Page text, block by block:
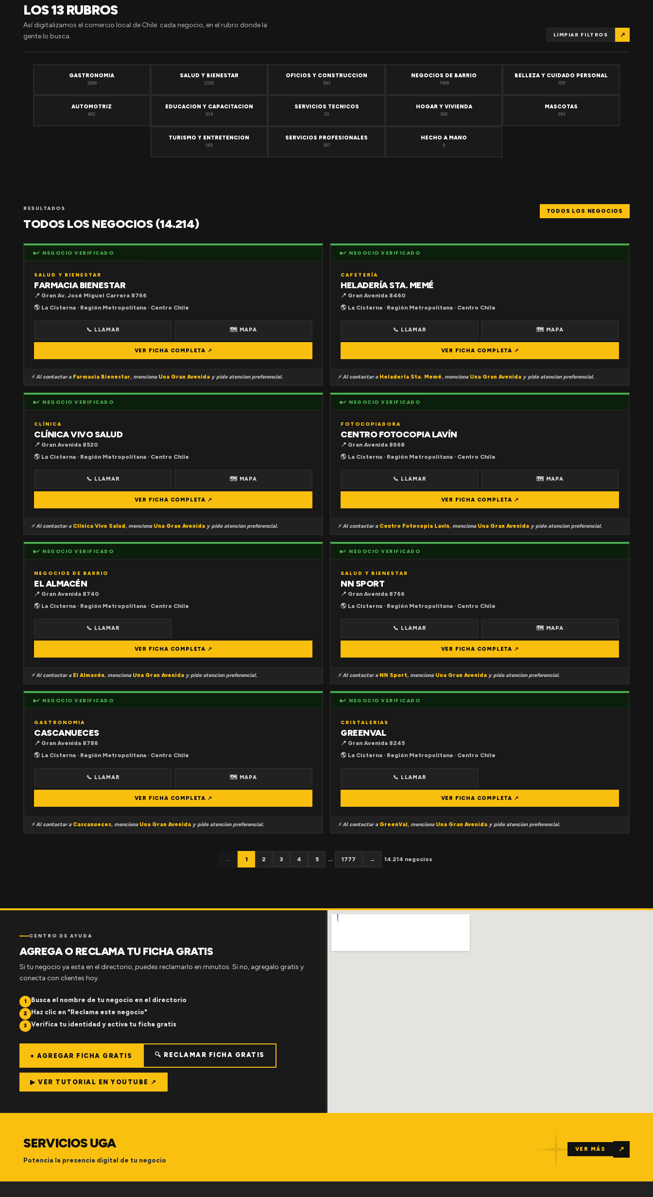
LOS 13 RUBROS
Así digitalizamos el comercio local de Chile: cada negocio, en el rubro donde la
gente lo busca.
LIMPIAR FILTROS ↗
GASTRONOMIA
1508
SALUD Y BIENESTAR
1320
OFICIOS Y CONSTRUCCION
503
NEGOCIOS DE BARRIO
7409
BELLEZA Y CUIDADO PERSONAL
759
AUTOMOTRIZ
882
EDUCACION Y CAPACITACION
514
SERVICIOS TECNICOS
63
HOGAR Y VIVIENDA
308
MASCOTAS
394
TURISMO Y ENTRETENCION
165
SERVICIOS PROFESIONALES
357
HECHO A MANO
0
RESULTADOS
TODOS LOS NEGOCIOS (14.214)
TODOS LOS NEGOCIOS
✔ NEGOCIO VERIFICADO
SALUD Y BIENESTAR
FARMACIA BIENESTAR
📍 Gran Av. José Miguel Carrera 8766
🌎 La Cisterna · Región Metropolitana · Centro Chile
📞 LLAMAR 🗺 MAPA
VER FICHA COMPLETA ↗
⚡ Al contactar a Farmacia Bienestar, menciona Una Gran Avenida y pide atencion preferencial.
✔ NEGOCIO VERIFICADO
CAFETERÍA
HELADERÍA STA. MEMÉ
📍 Gran Avenida 8460
🌎 La Cisterna · Región Metropolitana · Centro Chile
📞 LLAMAR 🗺 MAPA
VER FICHA COMPLETA ↗
⚡ Al contactar a Heladería Sta. Memé, menciona Una Gran Avenida y pide atencion preferencial.
✔ NEGOCIO VERIFICADO
CLÍNICA
CLÍNICA VIVO SALUD
📍 Gran Avenida 8520
🌎 La Cisterna · Región Metropolitana · Centro Chile
📞 LLAMAR 🗺 MAPA
VER FICHA COMPLETA ↗
⚡ Al contactar a Clínica Vivo Salud, menciona Una Gran Avenida y pide atencion preferencial.
✔ NEGOCIO VERIFICADO
FOTOCOPIADORA
CENTRO FOTOCOPIA LAVÍN
📍 Gran Avenida 8668
🌎 La Cisterna · Región Metropolitana · Centro Chile
📞 LLAMAR 🗺 MAPA
VER FICHA COMPLETA ↗
⚡ Al contactar a Centro Fotocopia Lavín, menciona Una Gran Avenida y pide atencion preferencial.
✔ NEGOCIO VERIFICADO
NEGOCIOS DE BARRIO
EL ALMACÉN
📍 Gran Avenida 8740
🌎 La Cisterna · Región Metropolitana · Centro Chile
📞 LLAMAR
VER FICHA COMPLETA ↗
⚡ Al contactar a El Almacén, menciona Una Gran Avenida y pide atencion preferencial.
✔ NEGOCIO VERIFICADO
SALUD Y BIENESTAR
NN SPORT
📍 Gran Avenida 8766
🌎 La Cisterna · Región Metropolitana · Centro Chile
📞 LLAMAR 🗺 MAPA
VER FICHA COMPLETA ↗
⚡ Al contactar a NN Sport, menciona Una Gran Avenida y pide atencion preferencial.
✔ NEGOCIO VERIFICADO
GASTRONOMIA
CASCANUECES
📍 Gran Avenida 8786
🌎 La Cisterna · Región Metropolitana · Centro Chile
📞 LLAMAR 🗺 MAPA
VER FICHA COMPLETA ↗
⚡ Al contactar a Cascanueces, menciona Una Gran Avenida y pide atencion preferencial.
✔ NEGOCIO VERIFICADO
CRISTALERIAS
GREENVAL
📍 Gran Avenida 8245
🌎 La Cisterna · Región Metropolitana · Centro Chile
📞 LLAMAR
VER FICHA COMPLETA ↗
⚡ Al contactar a GreenVal, menciona Una Gran Avenida y pide atencion preferencial.
← 1 2 3 4 5 ... 1777 → 14.214 negocios
CENTRO DE AYUDA
AGREGA O RECLAMA TU FICHA GRATIS
Si tu negocio ya esta en el directorio, puedes reclamarlo en minutos. Si no, agregalo gratis y
conecta con clientes hoy.
1 Busca el nombre de tu negocio en el directorio
2 Haz clic en "Reclama este negocio"
3 Verifica tu identidad y activa tu ficha gratis
+ AGREGAR FICHA GRATIS 🔍 RECLAMAR FICHA GRATIS
▶ VER TUTORIAL EN YOUTUBE ↗
SERVICIOS UGA
Potencia la presencia digital de tu negocio
VER MÁS ↗